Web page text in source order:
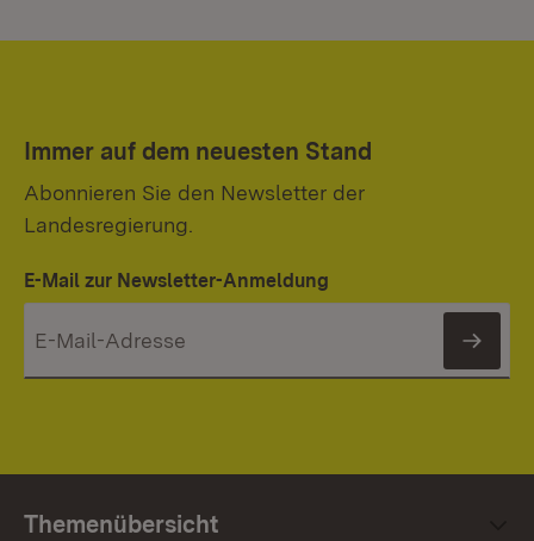
Immer auf dem neuesten Stand
Abonnieren Sie den Newsletter der
Landesregierung.
E-Mail zur Newsletter-Anmeldung
Themenübersicht